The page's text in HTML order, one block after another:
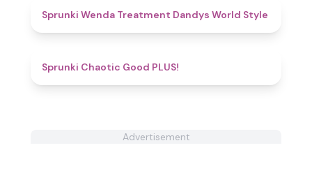
4.8
Sprunki Wenda Treatment Dandys World Style
Sprunki Chaotic Good PLUS!
Advertisement